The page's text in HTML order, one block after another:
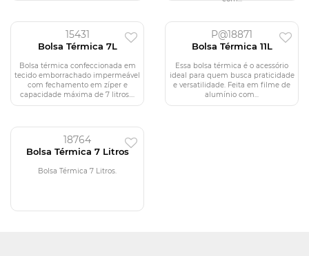
15431
Bolsa Térmica 7L
Bolsa térmica confeccionada em
tecido emborrachado impermeável
com fechamento em zíper e
capacidade máxima de 7 litros....
P@18871
Bolsa Térmica 11L
Essa bolsa térmica é o acessório
ideal para quem busca praticidade
e versatilidade. Feita em filme de
alumínio com...
18764
Bolsa Térmica 7 Litros
Bolsa Térmica 7 Litros.